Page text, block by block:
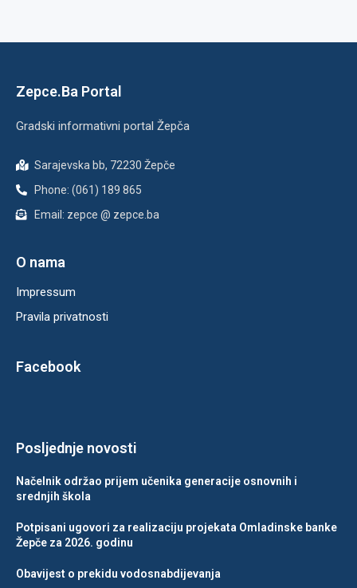
Zepce.Ba Portal
Gradski informativni portal Žepča
Sarajevska bb, 72230 Žepče
Phone: (061) 189 865
Email: zepce @ zepce.ba
O nama
Impressum
Pravila privatnosti
Facebook
Posljednje novosti
Načelnik održao prijem učenika generacije osnovnih i
srednjih škola
Potpisani ugovori za realizaciju projekata Omladinske banke
Žepče za 2026. godinu
Obavijest o prekidu vodosnabdijevanja